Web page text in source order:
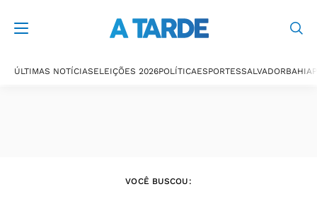
ÚLTIMAS NOTÍCIASELEIÇÕES 2026POLÍTICAESPORTESSALVADORBAHIA
VOCÊ BUSCOU: